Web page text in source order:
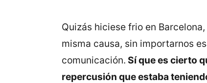
Quizás hiciese frio en
misma causa, sin importarnos
comunicación. Sí que es cierto
repercusión que estaba